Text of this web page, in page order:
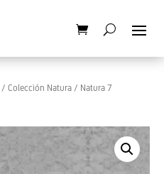
/ Colección Natura / Natura 7